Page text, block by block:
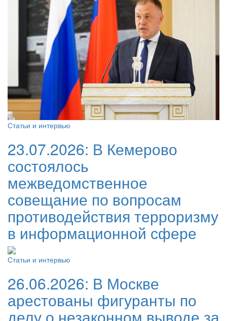
Статьи и интервью
23.07.2026: В Кемерово
состоялось
межведомственное
совещание по вопросам
противодействия терроризму
в информационной сфере
Статьи и интервью
26.06.2026: В Москве
арестованы фигуранты по
делу о незаконном выводе за